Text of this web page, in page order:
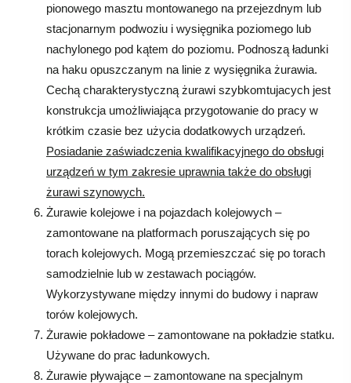
pionowego masztu montowanego na przejezdnym lub
stacjonarnym podwoziu i wysięgnika poziomego lub
nachylonego pod kątem do poziomu. Podnoszą ładunki
na haku opuszczanym na linie z wysięgnika żurawia.
Cechą charakterystyczną żurawi szybkomtujacych jest
konstrukcja umożliwiająca przygotowanie do pracy w
krótkim czasie bez użycia dodatkowych urządzeń.
Posiadanie zaświadczenia kwalifikacyjnego do obsługi
urządzeń w tym zakresie uprawnia także do obsługi
żurawi szynowych.
Żurawie kolejowe i na pojazdach kolejowych –
zamontowane na platformach poruszających się po
torach kolejowych. Mogą przemieszczać się po torach
samodzielnie lub w zestawach pociągów.
Wykorzystywane między innymi do budowy i napraw
torów kolejowych.
Żurawie pokładowe – zamontowane na pokładzie statku.
Używane do prac ładunkowych.
Żurawie pływające – zamontowane na specjalnym